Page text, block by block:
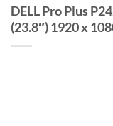
DELL Pro Plus
(23.8″) 1920 x